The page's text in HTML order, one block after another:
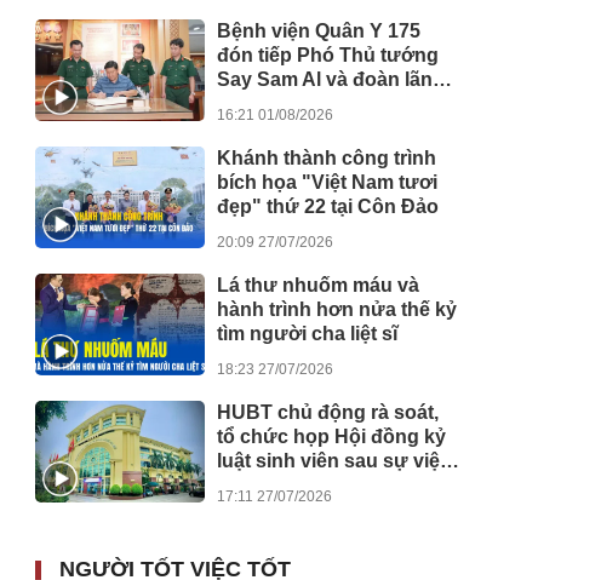
Bệnh viện Quân Y 175
đón tiếp Phó Thủ tướng
Say Sam Al và đoàn lãnh
16:21 01/08/2026
Khánh thành công trình
bích họa "Việt Nam tươi
đẹp" thứ 22 tại Côn Đảo
20:09 27/07/2026
Lá thư nhuốm máu và
hành trình hơn nửa thế kỷ
tìm người cha liệt sĩ
18:23 27/07/2026
HUBT chủ động rà soát,
tổ chức họp Hội đồng kỷ
luật sinh viên sau sự việc
17:11 27/07/2026
NGƯỜI TỐT VIỆC TỐT